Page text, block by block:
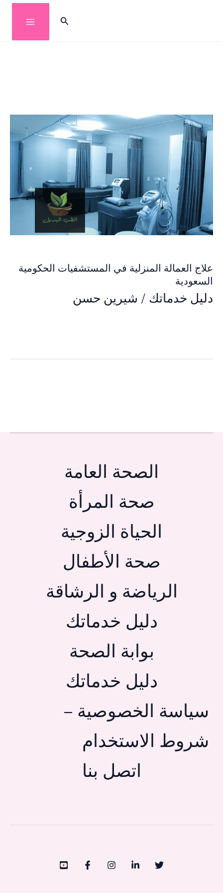
البحث
علاج العمالة المنزلية في المستشفيات الحكومية
السعودية
دليل خدماتك / شيرين حسن
الصحة العامة
صحة المرأة
الحياة الزوجية
صحة الأطفال
الرياضة و الرشاقة
دليل خدماتك
بوابة الصحة
دليل خدماتك
سياسة الخصوصية –
شروط الاستخدام
اتصل بنا